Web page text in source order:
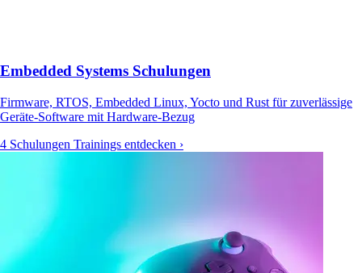
Embedded Systems Schulungen
Firmware, RTOS, Embedded Linux, Yocto und Rust für zuverlässige
Geräte-Software mit Hardware-Bezug
4 Schulungen Trainings entdecken ›